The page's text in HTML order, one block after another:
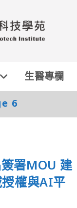
生醫專欄
6
署MOU 建
權與AI平